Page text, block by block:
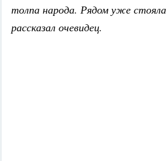
толпа народа. Рядом уже стояла
рассказал очевидец.